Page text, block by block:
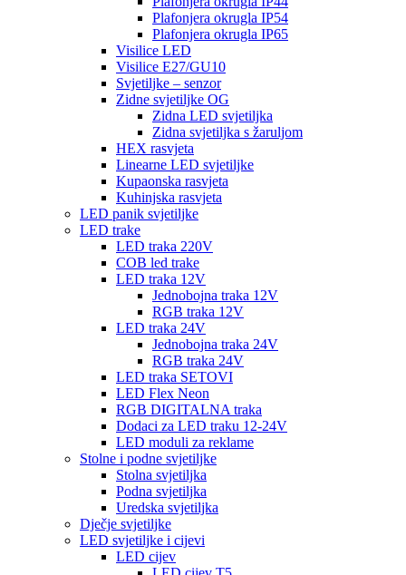
Plafonjera okrugla IP54
Plafonjera okrugla IP65
Visilice LED
Visilice E27/GU10
Svjetiljke – senzor
Zidne svjetiljke OG
Zidna LED svjetiljka
Zidna svjetiljka s žaruljom
HEX rasvjeta
Linearne LED svjetiljke
Kupaonska rasvjeta
Kuhinjska rasvjeta
LED panik svjetiljke
LED trake
LED traka 220V
COB led trake
LED traka 12V
Jednobojna traka 12V
RGB traka 12V
LED traka 24V
Jednobojna traka 24V
RGB traka 24V
LED traka SETOVI
LED Flex Neon
RGB DIGITALNA traka
Dodaci za LED traku 12-24V
LED moduli za reklame
Stolne i podne svjetiljke
Stolna svjetiljka
Podna svjetiljka
Uredska svjetiljka
Dječje svjetiljke
LED svjetiljke i cijevi
LED cijev